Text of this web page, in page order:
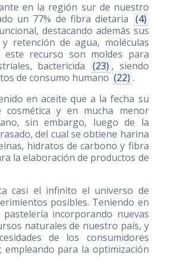
en la región sur de nuestro
un 77% de fibra dietaria (4)
destacando además sus
retención de agua, moléculas
recurso son moldes para
bactericida
(23) , siendo
de consumo humano (22) .
en aceite que a la fecha su
y en mucha menor
sin embargo, luego de la
del cual se obtiene harina
hidratos de carbono y fibra
la elaboración de productos de
casi el infinito el universo de
posibles. Teniendo en
incorporando nuevas
naturales de nuestro país, y
de los consumidores
para la optimización